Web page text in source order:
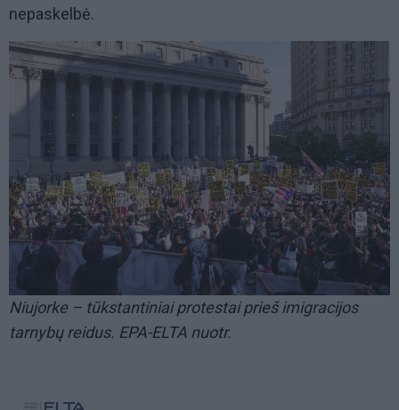
nepaskelbė.
Niujorke – tūkstantiniai protestai prieš imigracijos
tarnybų reidus. EPA-ELTA nuotr.